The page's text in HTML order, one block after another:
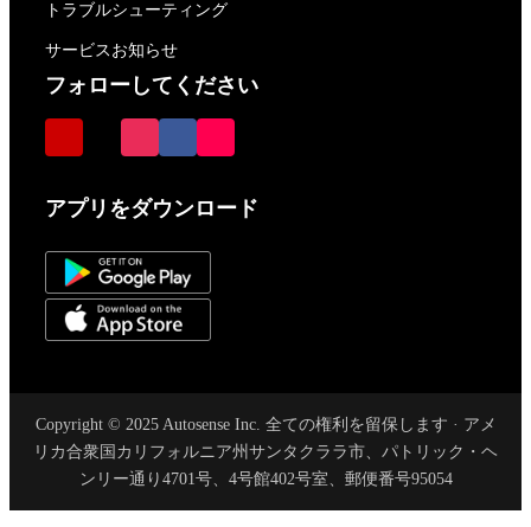
トラブルシューティング
サービスお知らせ
フォローしてください
アプリをダウンロード
Copyright © 2025 Autosense Inc. 全ての権利を留保します · アメ
リカ合衆国カリフォルニア州サンタクララ市、パトリック・ヘ
ンリー通り4701号、4号館402号室、郵便番号95054